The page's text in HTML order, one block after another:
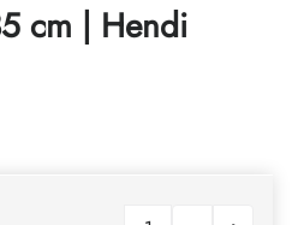
cm | Hendi